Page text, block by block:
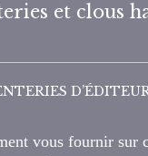
et clous
vous fournir sur